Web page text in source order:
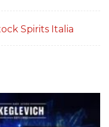
Spirits Italia